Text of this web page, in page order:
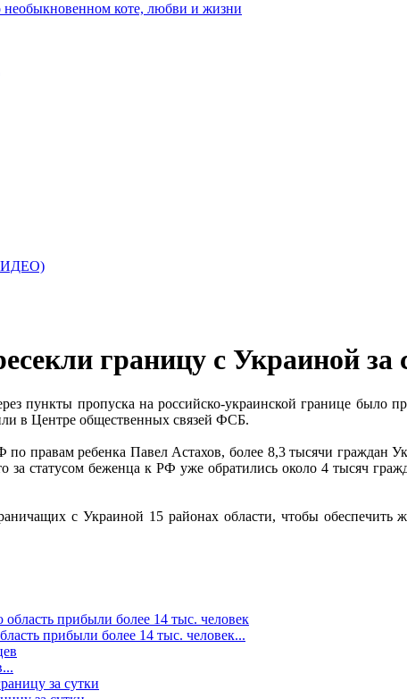
коте, любви и жизни
границу с Украиной за
пункты пропуска на российско-украинской границе
в Центре общественных связей ФСБ.
правам ребенка Павел Астахов, более 8,3 тысячи граждан
статусом беженца к РФ уже обратились около 4 тысяч
с Украиной 15 районах области, чтобы обеспечить
прибыли более 14 тыс. человек...